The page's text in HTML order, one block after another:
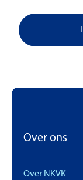
Over ons
Over NKVK